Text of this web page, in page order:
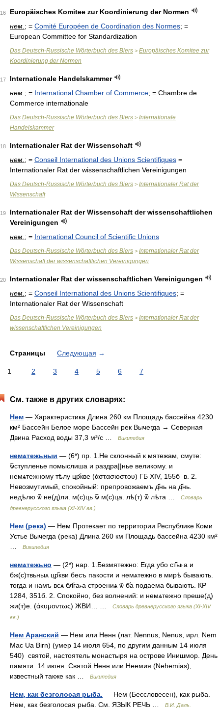
16
Europäisches Komitee zur Koordinierung der Normen
нем. ; = Comité Européen de Coordination des Normes; =
European Committee for Standardization
Das Deutsch-Russische Wörterbuch des Biers > Europäisches Komitee zur
Koordinierung der Normen
17
Internationale Handelskammer
нем. ; = International Chamber of Commerce; = Chambre de
Commerce internationale
Das Deutsch-Russische Wörterbuch des Biers > Internationale
Handelskammer
18
Internationaler Rat der Wissenschaft
нем. ; = Conseil International des Unions Scientifiques =
Internationaler Rat der wissenschaftlichen Vereinigungen
Das Deutsch-Russische Wörterbuch des Biers > Internationaler Rat der
Wissenschaft
19
Internationaler Rat der Wissenschaft der wissenschaftlichen
Vereinigungen
нем. ; = International Council of Scientific Unions
Das Deutsch-Russische Wörterbuch des Biers > Internationaler Rat der
Wissenschaft der wissenschaftlichen Vereinigungen
20
Internationaler Rat der wissenschaftlichen Vereinigungen
нем. ; = Conseil International des Unions Scientifiques; =
Internationaler Rat der Wissenschaft
Das Deutsch-Russische Wörterbuch des Biers > Internationaler Rat der
wissenschaftlichen Vereinigungen
Страницы Следующая →
1 2 3 4 5 6 7
См. также в других словарях:
Нем — Характеристика Длина 260 км Площадь бассейна 4230
км² Бассейн Белое море Бассейн рек Вычегда → Северная
Двина Расход воды 37,3 м³/с …
Википедия
немѧтежьныи — (6*) пр. 1.Не склонный к мятежам, смуте:
ѿступленье помыслиша и раздра||нье великому. и
немѧтежному тѣлу цр҃кве (ἀστασιοστου) ГБ XIV, 155б–в. 2.
Невозмутимый, спокойный: препровожаемъ д҃нь на д҃нь.
недѣлю ѿ не(д)ли. м(с)ць ѿ м(с)ца. лѣ(т) ѿ лѣта …
Словарь
древнерусского языка (XI-XIV вв.)
Нем (река) — Нем Протекает по территории Республике Коми
Устье Вычегда (река) Длина 260 км Площадь бассейна 4230 км²
Википедия
немѧтежьно — (2*) нар. 1.Безмятежно: Егда убо ст҃ы˫а и
бж(с)твьныѧ цр҃кви бесъ пакости и немѧтежно в мирѣ бывають.
тогда и намъ всѧ бл҃га˫а строениѧ ѿ б҃а подаема бывають. КР
1284, 351б. 2. Спокойно, без волнений: и немѧтежно преше(д)
жи(т)е. (ἀκυμοντως) ЖВИ… …
Словарь древнерусского языка (XI-XIV
вв.)
Нем Аранский — Нем или Ненн (лат. Nennus, Nenus, ирл. Nem
Mac Ua Birn) (умер 14 июля 654, по другим данным 14 июля
540) святой, настоятель монастыря на острове Инишмор. День
памяти 14 июня. Святой Ненн или Неемия (Nehemias),
известный также как …
Википедия
Нем, как безголосая рыба. — Нем (Бессловесен), как рыба.
Нем, как безголосая рыба. См. ЯЗЫК РЕЧЬ …
В.И. Даль.